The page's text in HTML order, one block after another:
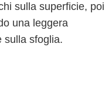
sulla superficie, poi
una leggera
sulla sfoglia.